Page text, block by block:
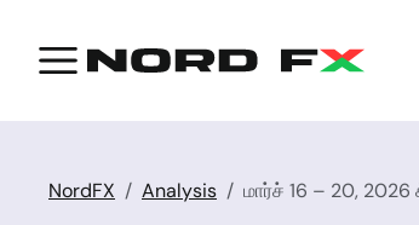
NordFX Analysis மார்ச் 16 – 20, 2026